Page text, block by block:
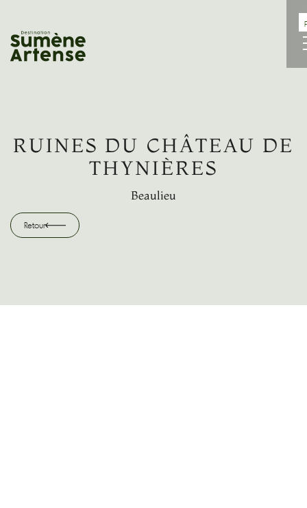
Retour
RECHERCHE
RUINES DU CHÂTEAU DE
THYNIÈRES
Beaulieu
Retour